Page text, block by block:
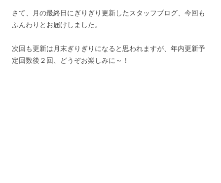
さて、月の最終日にぎりぎり更新したスタッフブログ、今回も
ふんわりとお届けしました。
次回も更新は月末ぎりぎりになると思われますが、年内更新予
定回数後２回、どうぞお楽しみに～！